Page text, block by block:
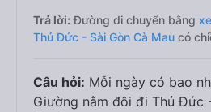
Trả lời: Đường di chuyển bằng
Thủ Đức - Sài Gòn Cà Mau có
Câu hỏi: Mỗi ngày có bao
Giường nằm đôi đi Thủ Đức